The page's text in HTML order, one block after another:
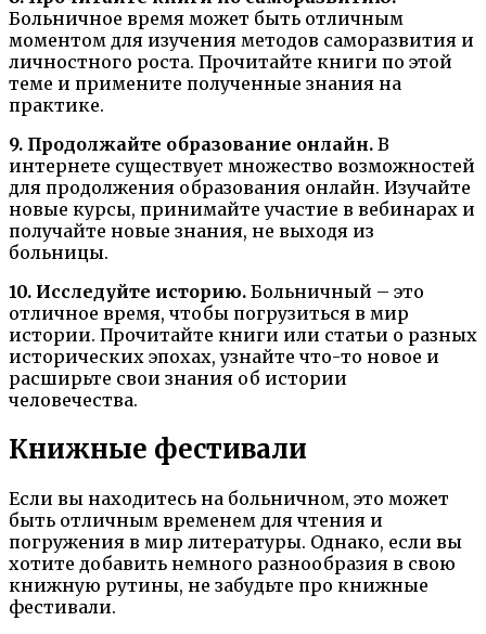
Больничное время может быть отличным
моментом для изучения методов саморазвития и
личностного роста. Прочитайте книги по этой
теме и примените полученные знания на
практике.
9. Продолжайте образование онлайн. В
интернете существует множество возможностей
для продолжения образования онлайн. Изучайте
новые курсы, принимайте участие в вебинарах и
получайте новые знания, не выходя из
больницы.
10. Исследуйте историю. Больничный – это
отличное время, чтобы погрузиться в мир
истории. Прочитайте книги или статьи о разных
исторических эпохах, узнайте что-то новое и
расширьте свои знания об истории
человечества.
Книжные фестивали
Если вы находитесь на больничном, это может
быть отличным временем для чтения и
погружения в мир литературы. Однако, если вы
хотите добавить немного разнообразия в свою
книжную рутины, не забудьте про книжные
фестивали.